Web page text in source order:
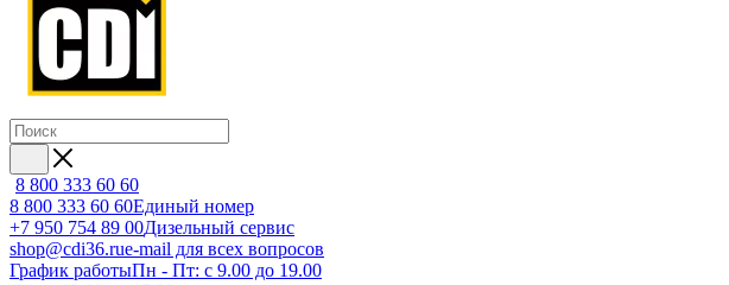
8 800 333 60 60
8 800 333 60 60Единый номер
+7 950 754 89 00Дизельный сервис
shop@cdi36.rue-mail для всех вопросов
График работыПн - Пт: с 9.00 до 19.00